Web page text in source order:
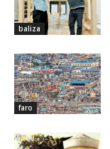
baliza
faro